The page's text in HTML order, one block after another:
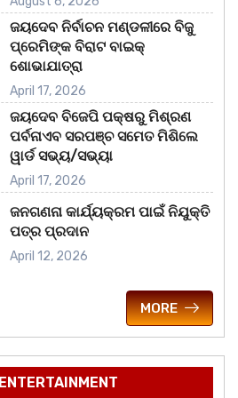
ଜୟଦେବ ନିର୍ବାଚନ ମଣ୍ଡଳୀରେ ବିଜୁ
ପ୍ରେମିଙ୍କ ବିରାଟ ବାଇକ୍
ଶୋଭାଯାତ୍ରା
April 17, 2026
ଜୟଦେବ ବିଜେପି ପକ୍ଷରୁ ମିଶ୍ରଣ
ପର୍ବନାଏବ ସରପଞ୍ଚ ସମେତ ମିଶିଲେ
ୱାର୍ଡ ସଭ୍ୟ/ସଭ୍ୟା
April 17, 2026
ଜନଗଣନା କାର୍ଯ୍ୟକ୍ରମ ପାଇଁ ନିଯୁକ୍ତି
ପତ୍ର ପ୍ରଦାନ
April 12, 2026
MORE
ENTERTAINMENT